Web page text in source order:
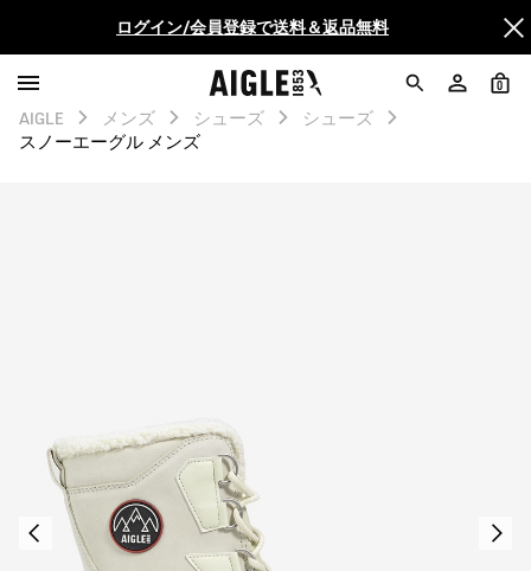
AIGLE CLUB ポイントサービス終了のお知らせ
【最大50%OFF】FINAL SALEがスタート！
ログイン/会員登録で送料＆返品無料
0
AIGLE メンズ シューズ
シューズ
スノーエーグル メンズ